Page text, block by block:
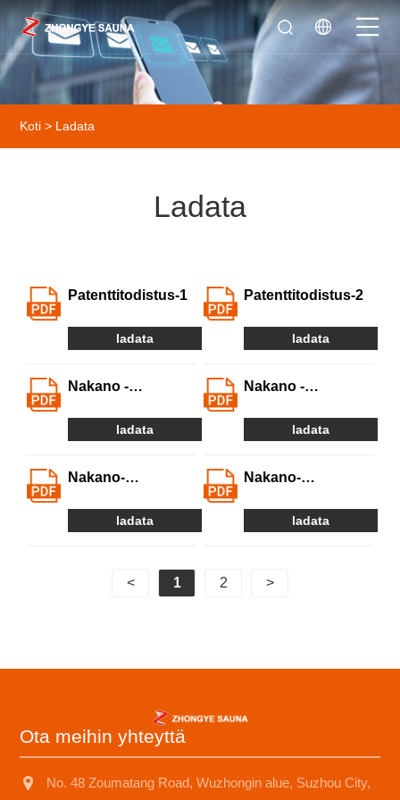
Koti > Ladata
Ladata
Patenttitodistus-1
ladata
Patenttitodistus-2
ladata
Nakano -
ohjelmisto -
tekijänoikeudet
ladata
Nakano -
pätevyysladata
Nakano-
tarkastusraportti ja
sertifikaatti-A
ladata
Nakano-
tarkastusraportti ja
sertifikaatti-B
ladata
< 1 2 >
Ota meihin yhteyttä
No. 48 Zoumatang Road, Wuzhongin alue, Suzhou City,